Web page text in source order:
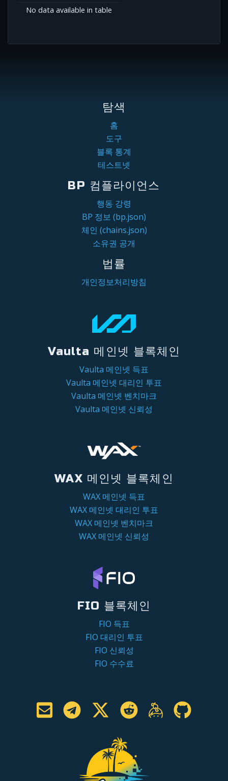
No data available in table
탐색
홈
도구
블록 통계
테스트넷
BP 컴플라이언스
행동 강령
BP 정보 (bp.json)
체인 (chains.json)
소유권 공개
법률
개인정보처리방침
Vaulta 메인넷 블록체인
Vaulta 메인넷 득표
Vaulta 메인넷 대리인 투표
Vaulta 메인넷 벤치마크
Vaulta 메인넷 신뢰성
WAX 메인넷 블록체인
WAX 메인넷 득표
WAX 메인넷 대리인 투표
WAX 메인넷 벤치마크
WAX 메인넷 신뢰성
FIO 블록체인
FIO 득표
FIO 대리인 투표
FIO 신뢰성
FIO 수수료